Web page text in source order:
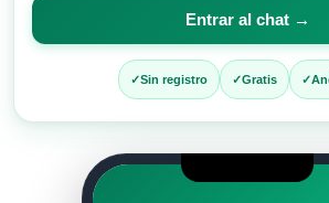
para
entrar
Entrar al chat →
Sin registro Gratis